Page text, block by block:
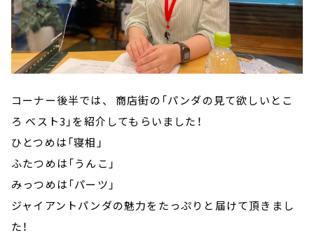
コーナー後半では、 商店街の「パンダの見て欲しいとこ
ろ ベスト3」を紹介してもらいました！
ひとつめは「寝相」
ふたつめは「うんこ」
みっつめは「パーツ」
ジャイアントパンダの魅力をたっぷりと届けて頂きまし
た！